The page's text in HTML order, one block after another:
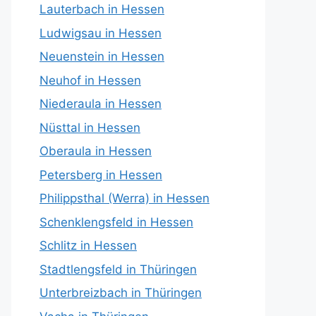
Lauterbach in Hessen
Ludwigsau in Hessen
Neuenstein in Hessen
Neuhof in Hessen
Niederaula in Hessen
Nüsttal in Hessen
Oberaula in Hessen
Petersberg in Hessen
Philippsthal (Werra) in Hessen
Schenklengsfeld in Hessen
Schlitz in Hessen
Stadtlengsfeld in Thüringen
Unterbreizbach in Thüringen